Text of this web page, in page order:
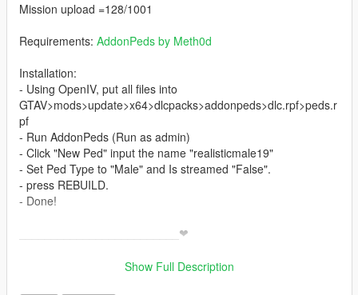
Mission upload =128/1001
Requirements: AddonPeds by Meth0d
Installation:
- Using OpenIV, put all files into
GTAV>mods>update>x64>dlcpacks>addonpeds>dlc.rpf>peds.r
pf
- Run AddonPeds (Run as admin)
- Click "New Ped" input the name "realisticmale19"
- Set Ped Type to "Male" and Is streamed "False".
- press REBUILD.
- Done!
_________________________❤
Show Full Description